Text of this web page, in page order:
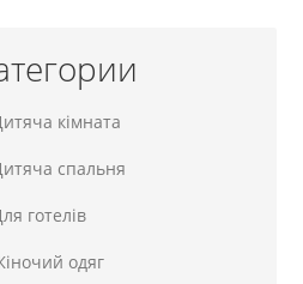
кімната
спальня
готелiв
одяг